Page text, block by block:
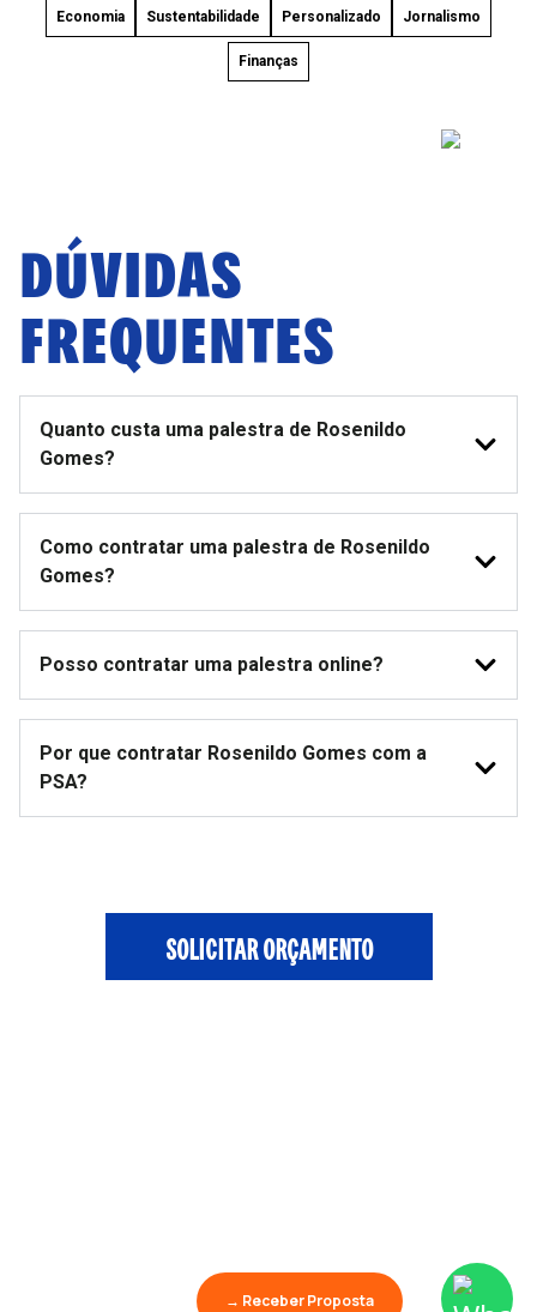
Economia Sustentabilidade Personalizado Jornalismo
Finanças
DÚVIDAS
FREQUENTES
Quanto custa uma palestra de Rosenildo
Gomes?
Como contratar uma palestra de Rosenildo
Gomes?
Posso contratar uma palestra online?
Por que contratar Rosenildo Gomes com a
PSA?
SOLICITAR ORÇAMENTO
→ Receber Proposta